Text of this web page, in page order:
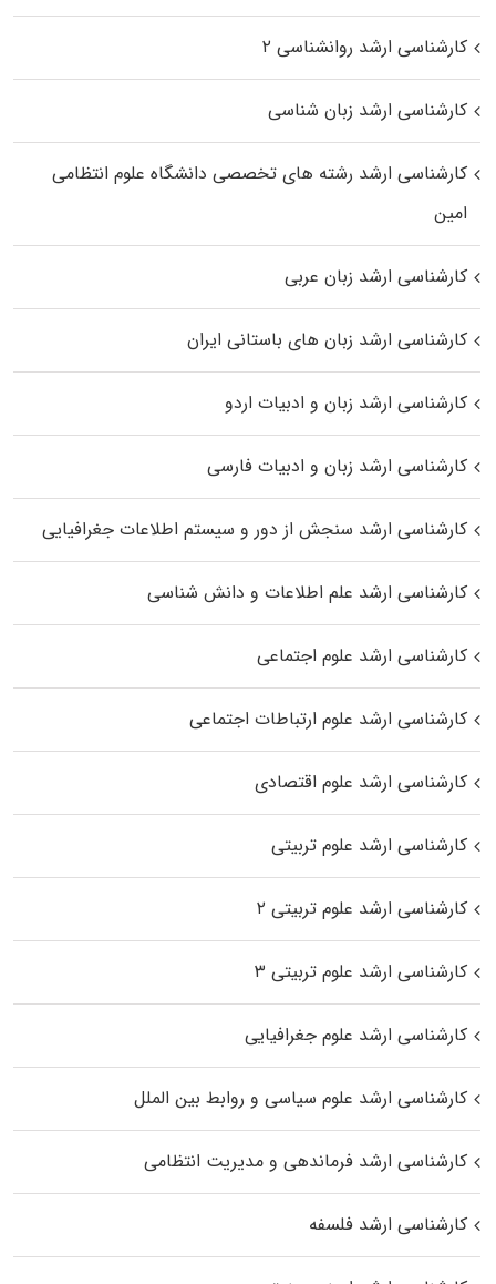
کارشناسی ارشد روانشناسی ۲
کارشناسی ارشد زبان شناسی
کارشناسی ارشد رﺷﺘﻪ ﻫﺎی تخصصی داﻧﺸﮕﺎه ﻋﻠﻮم انتظامی
اﻣﻴﻦ
کارشناسی ارشد زبان عربی
کارشناسی ارشد زبان‌ های باستانی ایران
کارشناسی ارشد زبان و ادبیات اردو
کارشناسی ارشد زبان و ادبیات فارسی
کارشناسی ارشد سنجش از دور و سیستم اطلاعات جغرافیایی
کارشناسی ارشد علم اطلاعات و دانش شناسی
کارشناسی ارشد علوم اجتماعی
کارشناسی ارشد علوم ارتباطات اجتماعی
کارشناسی ارشد علوم اقتصادی
کارشناسی ارشد علوم تربیتی
کارشناسی ارشد علوم تربیتی ۲
کارشناسی ارشد علوم تربیتی ۳
کارشناسی ارشد علوم جغرافیایی
کارشناسی ارشد علوم سیاسی و روابط بین الملل
کارشناسی ارشد فرماندهی و مدیریت انتظامی
کارشناسی ارشد فلسفه